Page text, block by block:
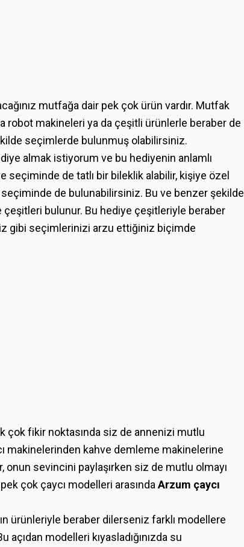
mutfağa dair pek çok ürün vardır. Mutfak
robot makineleri ya da çeşitli ürünlerle beraber de
seçimlerde bulunmuş olabilirsiniz.
almak istiyorum ve bu hediyenin anlamlı
seçiminde de tatlı bir bileklik alabilir, kişiye özel
seçiminde de bulunabilirsiniz. Bu ve benzer şekilde
bulunur. Bu hediye çeşitleriyle beraber
gibi seçimlerinizi arzu ettiğiniz biçimde
çok fikir noktasında siz de annenizi mutlu
makinelerinden kahve demleme makinelerine
sevincini paylaşırken siz de mutlu olmayı
çok çaycı modelleri arasında Arzum çaycı
ürünleriyle beraber dilerseniz farklı modellere
modelleri kıyasladığınızda su